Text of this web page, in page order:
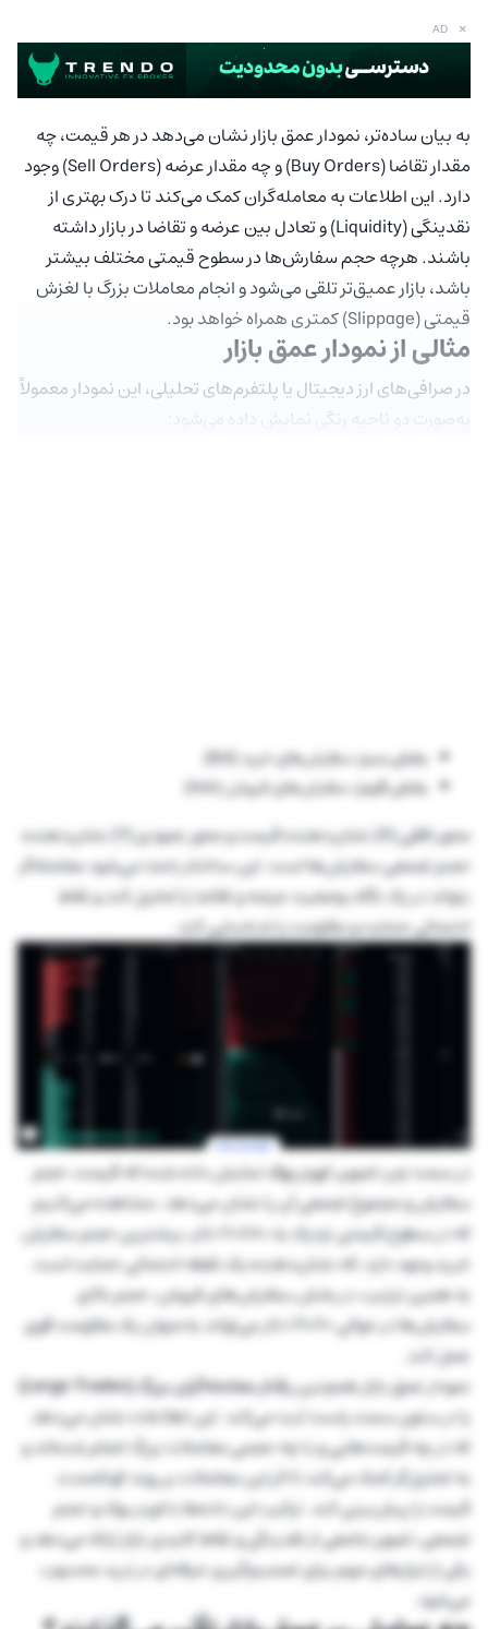
AD ×
به بیان ساده‌تر، نمودار عمق بازار نشان می‌دهد در هر قیمت، چه
مقدار تقاضا (Buy Orders) و چه مقدار عرضه (Sell Orders) وجود
دارد. این اطلاعات به معامله‌گران کمک می‌کند تا درک بهتری از
نقدینگی (Liquidity) و تعادل بین عرضه و تقاضا در بازار داشته
باشند. هرچه حجم سفارش‌ها در سطوح قیمتی مختلف بیشتر
باشد، بازار عمیق‌تر تلقی می‌شود و انجام معاملات بزرگ با لغزش
قیمتی (Slippage) کمتری همراه خواهد بود.
مثالی از نمودار عمق بازار
در صرافی‌های ارز دیجیتال یا پلتفرم‌های تحلیلی، این نمودار معمولاً
به‌صورت دو ناحیه رنگی نمایش داده می‌شود:
بخش سبز:سفارش‌های خرید (Bid)
بخش قرمز:سفارش‌های فروش (Ask)
محور افقی (X) نشان‌دهنده قیمت و محور عمودی (Y) نشان‌دهنده
حجم تجمعی سفارش‌ها است. این ساختار باعث می‌شود معامله‌گر
بتواند در یک نگاه، وضعیت عرضه و تقاضا را تحلیل کند و نقاط
احتمالی حمایت و مقاومت را شناسایی کند.
در سمت چپ تصویر،اوردر بوکنمایش داده شده که قیمت، حجم
سفارش و مجموع تجمعی آن را نشان می‌دهد. مشاهده می‌کنیم
که در سطوح قیمتی نزدیک به ۷۰۸۸۰ دلار، بیشترین حجم سفارش
خرید وجود دارد، که نشان‌دهنده یک نقطه احتمالی حمایت است.
به همین ترتیب، در بخش سفارش‌های فروش، حجم بالای
سفارش‌ها در حوالی ۷۱۰۷۰ دلار می‌تواند به‌عنوان یک مقاومت قوی
عمل کند.
نمودار عمق بازار همچنینرفتار معامله‌گران بزرگ (Large Trades)
را در ستون سمت راست ثبت می‌کند. این اطلاعات نشان می‌دهد
که در چه قیمت‌هایی و با چه حجمی معاملات بزرگ انجام شده‌اند و
به تحلیل‌گر کمک می‌کند تا اثر این معاملات بر روند کوتاه‌مدت
قیمت را پیش‌بینی کند. ترکیب این داده‌ها با اوردر بوک و حجم
تجمعی، تصویر جامعی از نقدینگی و نقاط کلیدی بازار ارائه می‌دهد و
یکی از ابزارهای مهم برای تصمیم‌گیری حرفه‌ای در ترید محسوب
می‌شود.